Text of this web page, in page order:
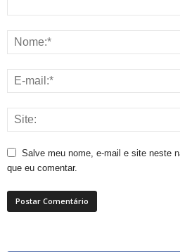
Salve meu nome, e-mail e site neste
que eu comentar.